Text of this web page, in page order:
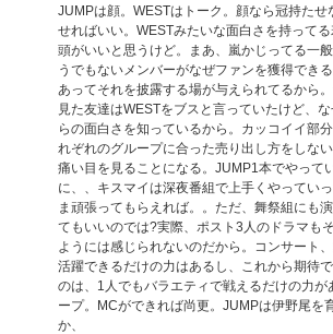
JUMPは顔。WESTはトーク。顔なら冠持たせ
せればいい。WESTみたいな面白さを持って
頭がいいと思うけど。まあ、嵐かじってる一
うでもないメンバーがなぜファンを獲得でき
あってそれを披露する場が与えられてるから
見た友達はWESTをブスと言っていたけど、
らの面白さを知っているから。カッコイイ部
れぞれのグループに合った売り出し方をしな
痛い目を見ることになる。JUMP1本でやって
に、、キスマイは深夜番組で上手くやってい
ま頑張ってもらえれば。。ただ、舞祭組にも
てもいいのでは?実際、ポスト3人のドラマも
ようには感じられないのだから。コンサート
活躍できるだけの力はあるし、これから期待
のは、1人でもバラエティで戦えるだけの力が
ープ。MCができれば尚更。JUMPは伊野尾を
か、